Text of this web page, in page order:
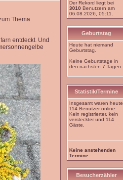
Thema
entdeckt. Und
Der Rekord liegt bei
3010 Benutzern am
06.08.2026, 05:11.
Geburtstag
Heute hat niemand
Geburtstag.
Keine Geburtstage in
den nächsten 7 Tagen.
Statistik/Termine
Insgesamt waren heute
114 Benutzer online:
Kein registrierter, kein
versteckter und 114
Gäste.
Keine anstehenden
Termine
Besucherzähler